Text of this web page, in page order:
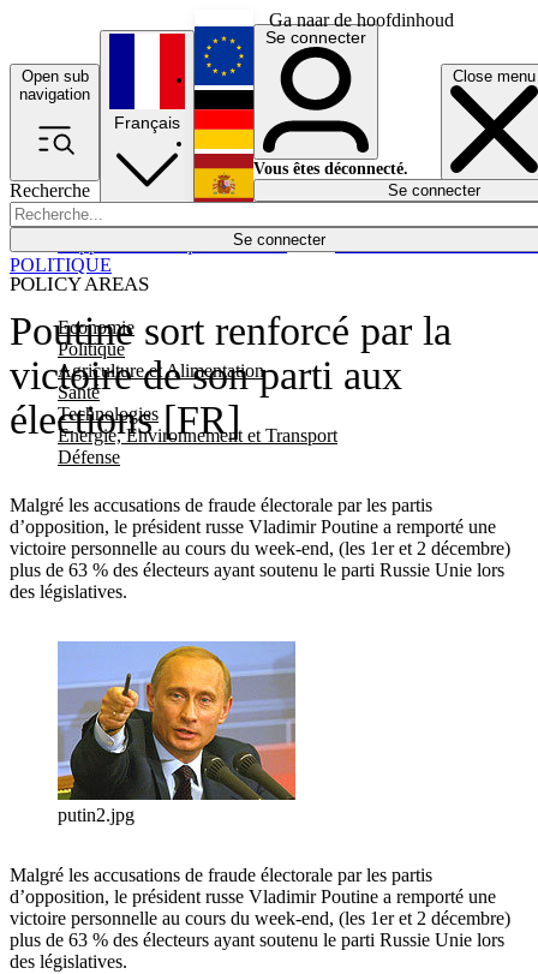
Ga naar de hoofdinhoud
Open sub
navigation
Close menu
Recherche
Se connecter
POLICY AREAS
Economie
Politique
Agriculture et Alimentation
Santé
Technologies
Energie, Environnement et Transport
Défense
Économie
Français
English
Deutsch
Español
Se connecter
Vous êtes déconnecté.
Se connecter
Poutine sort renforcé par la
victoire de son parti aux
élections [FR]
Malgré les accusations de fraude électorale par les partis
d’opposition, le président russe Vladimir Poutine a remporté une
victoire personnelle au cours du week-end, (les 1er et 2 décembre)
plus de 63 % des électeurs ayant soutenu le parti Russie Unie lors
des législatives.
POLITIQUE
putin2.jpg
Malgré les accusations de fraude électorale par les partis
d’opposition, le président russe Vladimir Poutine a remporté une
victoire personnelle au cours du week-end, (les 1er et 2 décembre)
plus de 63 % des électeurs ayant soutenu le parti Russie Unie lors
des législatives.